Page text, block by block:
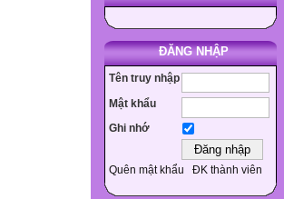
ĐĂNG NHẬP
Tên truy nhập
Mật khẩu
Ghi nhớ
Quên mật khẩu ĐK thành viên